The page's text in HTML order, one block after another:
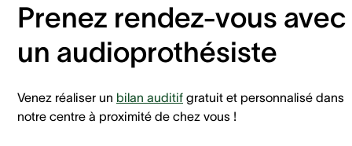
Prenez rendez-vous avec
un audioprothésiste
Venez réaliser un bilan auditif gratuit et personnalisé dans
notre centre à proximité de chez vous !